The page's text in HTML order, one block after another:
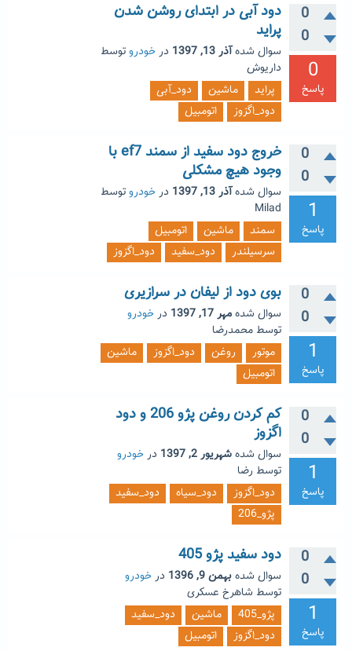
0
0
0
پاسخ
دود آبی در ابتدای روشن شدن
پراید
سوال شدهآذر 13, 1397 درخودروتوسط
داريوش
پراید
ماشین
دود_آبی
دود_اگزوز
اتومبیل
0
0
1
پاسخ
خروج دود سفید از سمند ef7 با
وجود هیچ مشکلی
سوال شدهآذر 13, 1397 درخودروتوسط
Milad
سمند
ماشین
اتومبیل
سرسیلندر
دود_سفید دود_اگزوز
0
0
1
پاسخ
بوی دود از لیفان در سرازیری
سوال شدهمهر 17, 1397 درخودرو
توسط محمدرضا
موتور
روغن دود_اگزوز
ماشین
اتومبیل
0
0
1
پاسخ
کم کردن روغن پژو 206 و دود
اگزوز
سوال شدهشهریور 2, 1397 درخودرو
توسط رضا
دود_اگزوز
دود_سیاه
دود_سفید
پژو_206
0
0
1
پاسخ
دود سفید پژو 405
سوال شدهبهمن 9, 1396 درخودرو
توسط شاهرخ عسکری
پژو_405
ماشین
دود_سفید
دود_اگزوز
اتومبیل